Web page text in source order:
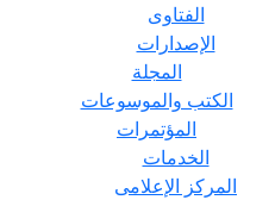
الفتاوى
الإصدارات
المجلة
الكتب والموسوعات
المؤتمرات
الخدمات
المركز الإعلامى